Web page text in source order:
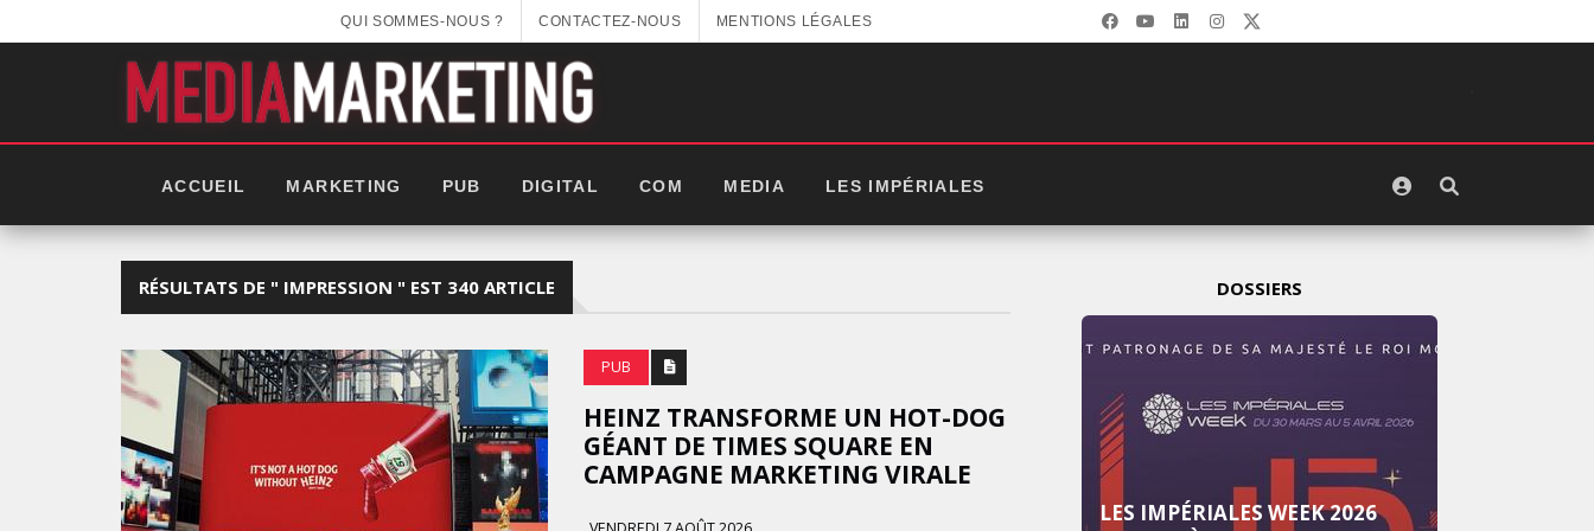
QUI SOMMES-NOUS ? CONTACTEZ-NOUS MENTIONS LÉGALES
ACCUEIL MARKETING PUB DIGITAL COM MEDIA LES IMPÉRIALES
RÉSULTATS DE " IMPRESSION " EST 340 ARTICLE
PUB
HEINZ TRANSFORME UN HOT-DOG
GÉANT DE TIMES SQUARE EN
CAMPAGNE MARKETING VIRALE
DOSSIERS
GITEX AFRICA : LES NOUVELLES
LES IMPÉRIALES WEEK 2026